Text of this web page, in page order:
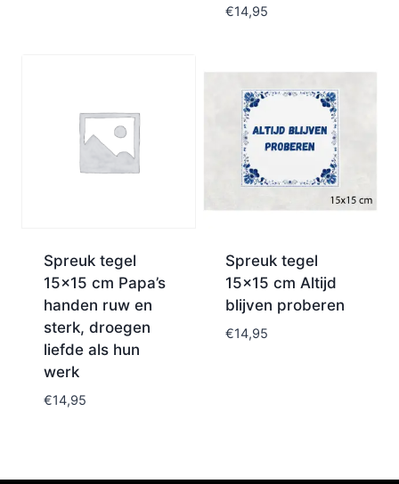
€14,95
Spreuk tegel
15×15 cm Papa’s
handen ruw en
sterk, droegen
liefde als hun
werk
€14,95
Spreuk tegel
15×15 cm Altijd
blijven proberen
€14,95